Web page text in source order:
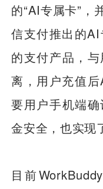
的“AI专属卡”，
信支付推出的
的支付产品，
离，用户充值
要用户手机端
金安全，也实现
目前